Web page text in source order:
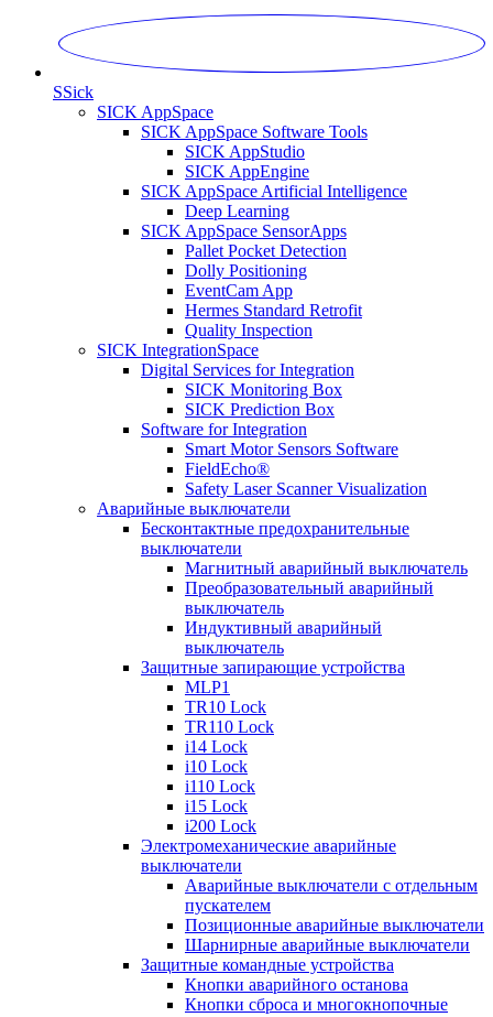
SSick
SICK AppSpace
SICK AppSpace Software Tools
SICK AppStudio
SICK AppEngine
SICK AppSpace Artificial Intelligence
Deep Learning
SICK AppSpace SensorApps
Pallet Pocket Detection
Dolly Positioning
EventCam App
Hermes Standard Retrofit
Quality Inspection
SICK IntegrationSpace
Digital Services for Integration
SICK Monitoring Box
SICK Prediction Box
Software for Integration
Smart Motor Sensors Software
FieldEcho®
Safety Laser Scanner Visualization
Аварийные выключатели
Бесконтактные предохранительные
выключатели
Магнитный аварийный выключатель
Преобразовательный аварийный
выключатель
Индуктивный аварийный
выключатель
Защитные запирающие устройства
MLP1
TR10 Lock
TR110 Lock
i14 Lock
i10 Lock
i110 Lock
i15 Lock
i200 Lock
Электромеханические аварийные
выключатели
Аварийные выключатели с отдельным
пускателем
Позиционные аварийные выключатели
Шарнирные аварийные выключатели
Защитные командные устройства
Кнопки аварийного останова
Кнопки сброса и многокнопочные